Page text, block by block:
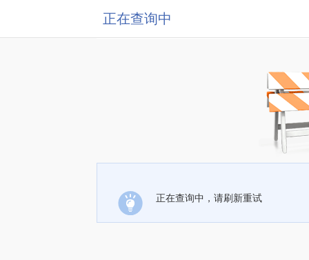
正在查询中
正在查询中，请刷新重试